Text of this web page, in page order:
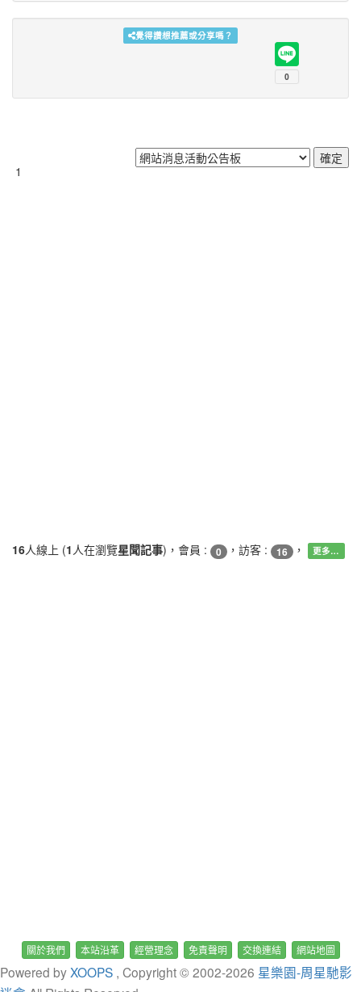
覺得讚想推薦或分享嗎？
1
16人線上 (1人在瀏覽星聞記事)，會員 : 0 ，訪客 : 16 ， 更多…
關於我們 本站沿革 經營理念 免責聲明 交換連結 網站地圖
Powered byXOOPS , Copyright © 2002-2026 星樂園-周星馳影